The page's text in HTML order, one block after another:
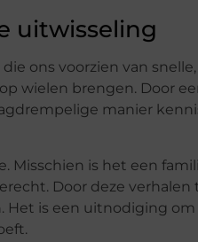
uitwisseling
ons voorzien van
wielen brengen. Door
manier
is het een
Door deze
is een uitnodiging